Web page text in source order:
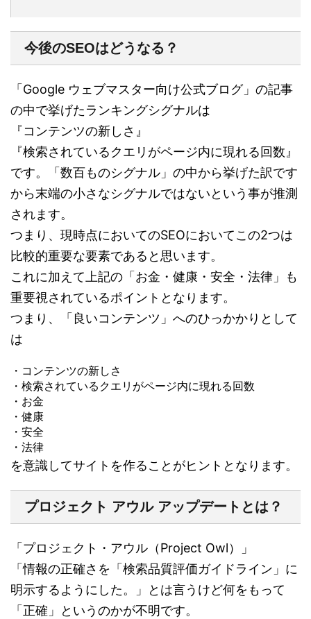
今後のSEOはどうなる？
「Google ウェブマスター向け公式ブログ」の記事
の中で挙げたランキングシグナルは
『コンテンツの新しさ』
『検索されているクエリがページ内に現れる回数』
です。「数百ものシグナル」の中から挙げた訳です
から末端の小さなシグナルではないという事が推測
されます。
つまり、現時点においてのSEOにおいてこの2つは
比較的重要な要素であると思います。
これに加えて上記の 「お金・健康・安全・法律」
も
重要視されているポイントとなります。
つまり、「良いコンテンツ」へのひっかかりとして
は
・コンテンツの新しさ
・検索されているクエリがページ内に現れる回数
・お金
・健康
・安全
・法律
を意識してサイトを作ることがヒントとなります。
プロジェクト アウル アップデートとは？
「プロジェクト・アウル（Project Owl）」
「情報の正確さを「検索品質評価ガイドライン」に
明示するようにした。」とは言うけど何をもって
「正確」というのかが不明です。